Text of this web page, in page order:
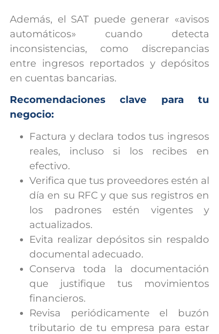
Además, el SAT puede generar «avisos
automáticos» cuando detecta
inconsistencias, como discrepancias
entre ingresos reportados y depósitos
en cuentas bancarias.
Recomendaciones clave para tu
negocio:
Factura y declara todos tus ingresos
reales, incluso si los recibes en
efectivo.
Verifica que tus proveedores estén al
día en su RFC y que sus registros en
los padrones estén vigentes y
actualizados.
Evita realizar depósitos sin respaldo
documental adecuado.
Conserva toda la documentación
que justifique tus movimientos
financieros.
Revisa periódicamente el buzón
tributario de tu empresa para estar